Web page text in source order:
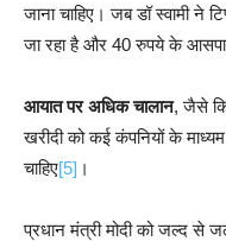
जाना चाहिए। जब डॉ स्वामी ने
जा रहा है और 40 रुपये के
आयात पर अधिक चालान, जैसे
खरीदी को कई कंपनियों के
चाहिए[5] ।
प्रधान मंत्री मोदी को जल्द से